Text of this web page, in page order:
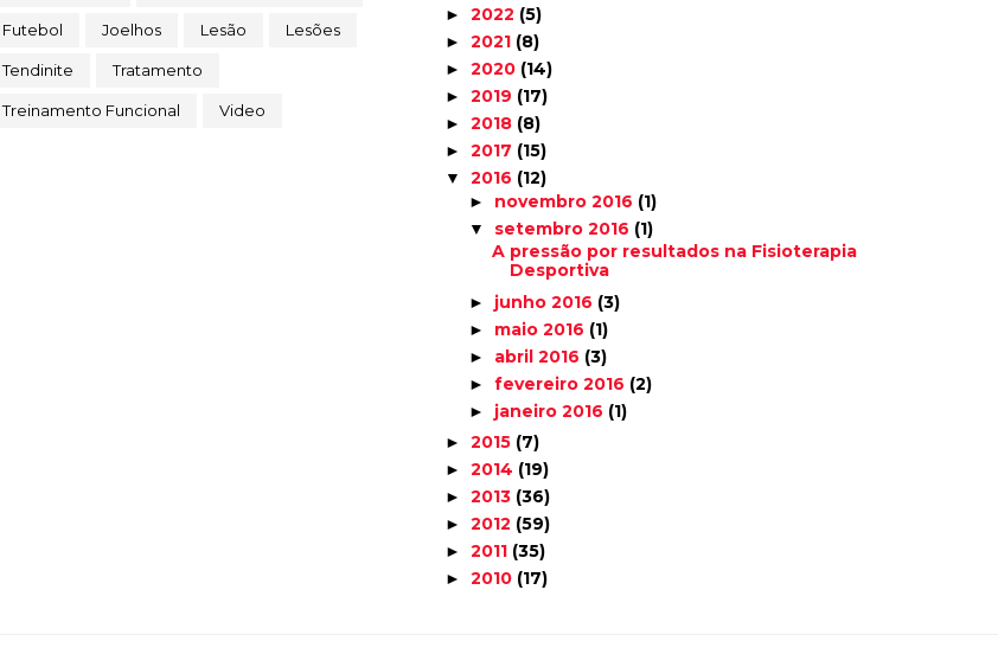
Futebol Joelhos Lesão Lesões
Tendinite Tratamento
Treinamento Funcional Video
►2022 (5)
►2021 (8)
►2020 (14)
►2019 (17)
►2018 (8)
►2017 (15)
▼2016 (12)
► novembro 2016 (1)
▼ setembro 2016 (1)
A pressão por resultados na Fisioterapia
Desportiva
► junho 2016 (3)
► maio 2016 (1)
► abril 2016 (3)
►fevereiro 2016 (2)
► janeiro 2016 (1)
►2015 (7)
►2014 (19)
►2013 (36)
►2012 (59)
►2011 (35)
►2010 (17)